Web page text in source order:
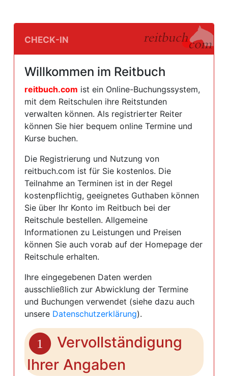
Check-In
Willkommen im Reitbuch
reitbuch.com ist ein Online-Buchungssystem,
mit dem Reitschulen ihre Reitstunden
verwalten können. Als registrierter Reiter
können Sie hier bequem online Termine und
Kurse buchen.
Die Registrierung und Nutzung von
reitbuch.com ist für Sie kostenlos. Die
Teilnahme an Terminen ist in der Regel
kostenpflichtig, geeignetes Guthaben können
Sie über Ihr Konto im Reitbuch bei der
Reitschule bestellen. Allgemeine
Informationen zu Leistungen und Preisen
können Sie auch vorab auf der Homepage der
Reitschule erhalten.
Ihre eingegebenen Daten werden
ausschließlich zur Abwicklung der Termine
und Buchungen verwendet (siehe dazu auch
unsere Datenschutzerklärung).
1
Vervollständigung
Ihrer Angaben